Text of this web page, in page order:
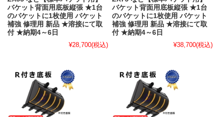
バケット背面用底板縦張 ★1台
のバケットに1枚使用 バケット
補強 修理用 新品 ★溶接にて取
付 ★納期4～6日
¥28,700(税込)
バケット背面用底板縦張 ★1台
のバケットに1枚使用 バケット
補強 修理用 新品 ★溶接にて取
付 ★納期4～6日
¥38,700(税込)